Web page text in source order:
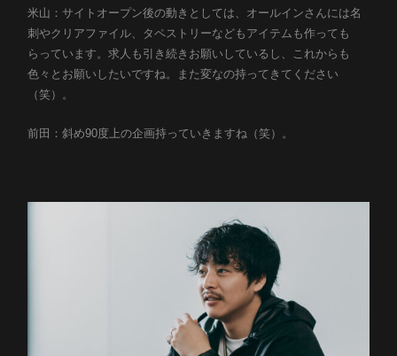
米山：サイトオープン後の動きとしては、オールインさんには名
刺やクリアファイル、タペストリーなどもアイテムも作っても
らっています。求人も引き続きお願いしているし、これからも
色々とお願いしたいですね。また変なの持ってきてください
（笑）。
前田：斜め90度上の企画持っていきますね（笑）。